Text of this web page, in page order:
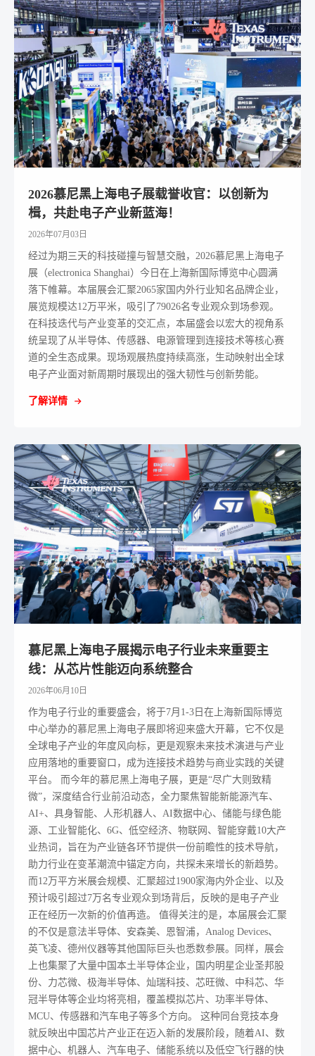
2026慕尼黑上海电子展载誉收官：以创新为
楫，共赴电子产业新蓝海！
2026年07月03日
经过为期三天的科技碰撞与智慧交融，2026慕尼黑上海电子
展（electronica Shanghai）今日在上海新国际博览中心圆满
落下帷幕。本届展会汇聚2065家国内外行业知名品牌企业，
展览规模达12万平米，吸引了79026名专业观众到场参观。
在科技迭代与产业变革的交汇点，本届盛会以宏大的视角系
统呈现了从半导体、传感器、电源管理到连接技术等核心赛
道的全生态成果。现场观展热度持续高涨，生动映射出全球
电子产业面对新周期时展现出的强大韧性与创新势能。
了解详情
慕尼黑上海电子展揭示电子行业未来重要主
线：从芯片性能迈向系统整合
2026年06月10日
作为电子行业的重要盛会，将于7月1-3日在上海新国际博览
中心举办的慕尼黑上海电子展即将迎来盛大开幕，它不仅是
全球电子产业的年度风向标，更是观察未来技术演进与产业
应用落地的重要窗口，成为连接技术趋势与商业实践的关键
平台。 而今年的慕尼黑上海电子展，更是“尽广大则致精
微”，深度结合行业前沿动态，全力聚焦智能新能源汽车、
AI+、具身智能、人形机器人、AI数据中心、储能与绿色能
源、工业智能化、6G、低空经济、物联网、智能穿戴10大产
业热词，旨在为产业链各环节提供一份前瞻性的技术导航，
助力行业在变革潮流中锚定方向，共探未来增长的新趋势。
而12万平方米展会规模、汇聚超过1900家海内外企业、以及
预计吸引超过7万名专业观众到场背后，反映的是电子产业
正在经历一次新的价值再造。 值得关注的是，本届展会汇聚
的不仅是意法半导体、安森美、恩智浦，Analog Devices、
英飞凌、德州仪器等其他国际巨头也悉数参展。同样，展会
上也集聚了大量中国本土半导体企业，国内明星企业圣邦股
份、力芯微、极海半导体、灿瑞科技、芯旺微、中科芯、华
冠半导体等企业均将亮相，覆盖模拟芯片、功率半导体、
MCU、传感器和汽车电子等多个方向。 这种同台竞技本身
就反映出中国芯片产业正在迈入新的发展阶段，随着AI、数
据中心、机器人、汽车电子、储能系统以及低空飞行器的快